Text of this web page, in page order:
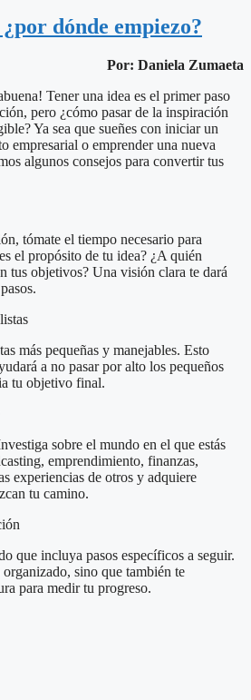
dónde empiezo?
Por: Daniela Zumaeta
Tener una idea es el primer paso
pero ¿cómo pasar de la inspiración
Ya sea que sueñes con iniciar un
empresarial o emprender una nueva
algunos consejos para convertir tus
tómate el tiempo necesario para
el propósito de tu idea? ¿A quién
tus objetivos? Una visión clara te dará
más pequeñas y manejables. Esto
a no pasar por alto los pequeños
tu objetivo final.
sobre el mundo en el que estás
emprendimiento, finanzas,
experiencias de otros y adquiere
tu camino.
que incluya pasos específicos a seguir.
sino que también te
para medir tu progreso.